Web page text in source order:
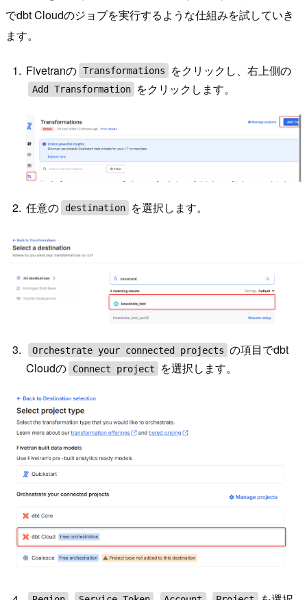
でdbt Cloudのジョブを実行するような仕組みを試していき
ます。
Fivetranの Transformations をクリックし、右上側の
Add Transformation をクリックします。
任意の destination を選択します。
Orchestrate your connected projects の項目でdbt
Cloudの
Connect project を選択します。